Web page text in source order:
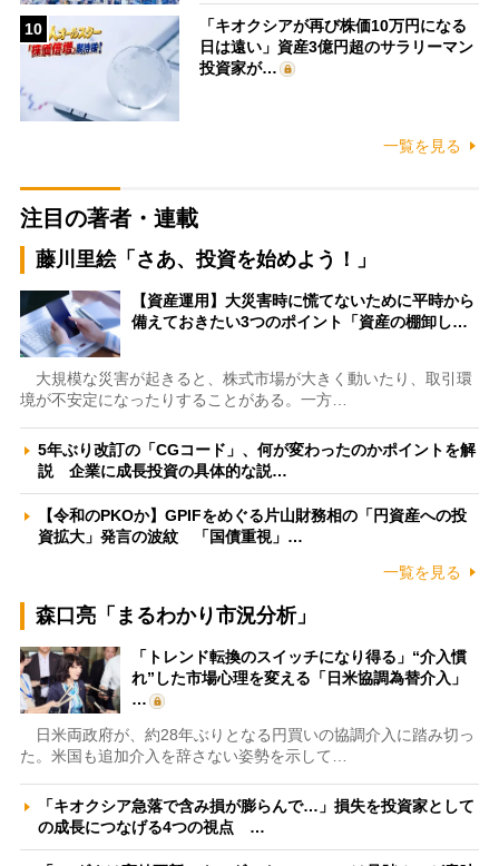
10
「キオクシアが再び株価10万円になる
日は遠い」資産3億円超のサラリーマン
投資家が…
一覧を見る
注目の著者・連載
藤川里絵「さあ、投資を始めよう！」
【資産運用】大災害時に慌てないために平時から
備えておきたい3つのポイント「資産の棚卸し…
大規模な災害が起きると、株式市場が大きく動いたり、取引環
境が不安定になったりすることがある。一方…
5年ぶり改訂の「CGコード」、何が変わったのかポイントを解
説 企業に成長投資の具体的な説…
【令和のPKOか】GPIFをめぐる片山財務相の「円資産への投
資拡大」発言の波紋 「国債重視」…
一覧を見る
森口亮「まるわかり市況分析」
「トレンド転換のスイッチになり得る」“介入慣
れ”した市場心理を変える「日米協調為替介入」
…
日米両政府が、約28年ぶりとなる円買いの協調介入に踏み切っ
た。米国も追加介入を辞さない姿勢を示して…
「キオクシア急落で含み損が膨らんで…」損失を投資家として
の成長につなげる4つの視点 …